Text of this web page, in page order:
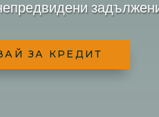
ЗА КРЕДИТ